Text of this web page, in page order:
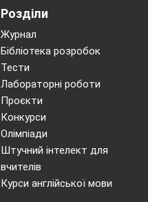
адаптуватись,
виконувати різні
функції в групі; бере
участь у сюжетно-
рольовій грі.
Усвідомлення дітьми
цінності дружби.
Розвиток пам’яті,
навичок
Розділи
Журнал
Бібліотека розробок
Тести
Лабораторні роботи
Проєкти
Конкурси
Олімпіади
Штучний інтелект для
вчителів
Курси англійської мови